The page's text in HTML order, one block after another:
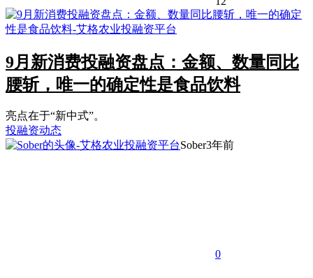
9月新消费投融资盘点：金额、数量同比
腰斩，唯一的确定性是食品饮料
亮点在于“新中式”。
投融资动态
Sober3年前
0